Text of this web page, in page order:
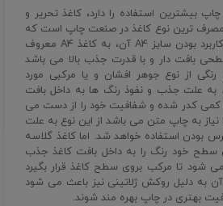
بیشترین استفاده را دارد، کاغذ تحریر و
ترین نوع کاغذ در صنعت چاپ است که
در عموم و بازار به علت پرکاربرد بودن سایز A4 آن، به کاغذ A4 معروف
بافت دار و با قدرت جذب بالا می باشد
از نوع جوهر افشان و یا مرکبی مورد
به علت جذب و نفوذ رنگ ها به داخل بافت
کمی کدر شده و شفافیت خود را از دست می
نیاز به چاپ متن می باشد از این نوع به علت
بودن استفاده خواهد شد. اما کاغذ گلاسه
سطح خود رنگ را به داخل بافت کاغذ جذب
شود تا مرکب بروی سطح کاغذ قرار بگیرد
به دلیل روکش ژلاتینی نیز باعث می شود
بهتری در چاپ بهره مند شوند.